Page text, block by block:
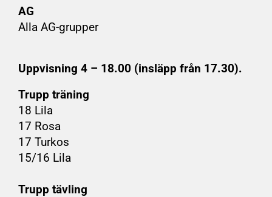
AG
Alla AG-grupper
Uppvisning 4 – 18.00 (insläpp från 17.30).
Trupp träning
18 Lila
17 Rosa
17 Turkos
15/16 Lila
Trupp tävling